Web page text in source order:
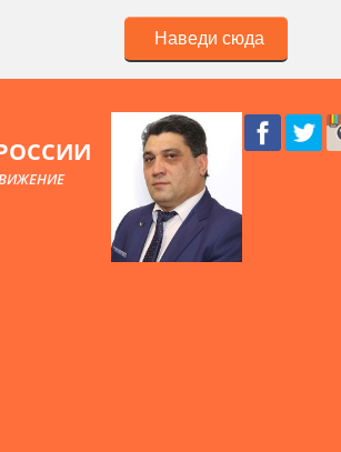
Наведи сюда